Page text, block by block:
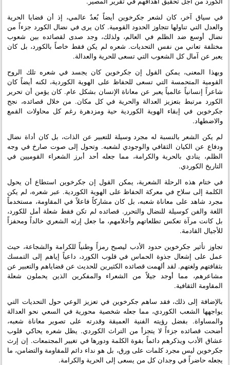
في سياق آخر، كان لشعر جكرخوين أيضاً بُعدٌ عالمي، إذ أن قضايا الحرية
والعدل التي تناولها تتجاوز الحدود القومية. كان يرى في نضال الكورد جزءاً من
نضال أوسع ضد الظلم في العالم، ولذلك، وجد صدى لقصائده بين شعوب
مختلفة تعاني من نفس التحديات. شعره لم يكن فقط خاصاً بالكورد، بل كان
يعبر عن آمال كل الشعوب التي تسعى للحرية والعدالة.
وبهذا المعنى، يمكن القول إن جكرخوين كان يجسد في شعره تلك الروح
القومية المتحمسة التي تسعى للحفاظ على الهوية الكوردية، لكنه أيضاً كان
شاعراً إنسانياً عالمياً يعبر عن معاناة الإنسان بشكل عام. كان يؤمن أن تحرير
الكورد مرتبط بتعزيز العدالة والحرية في كل مكان. من خلال قصائده، نجح
جكرخوين في إبقاء الهوية الكوردية حية ومزدهرة رغم كل محاولات القمع
والاضطهاد.
لم يكن الشعر بالنسبة له مجرد وسيلة للتعبير عن الذات، بل كان أداة نضال
ودفاع عن الكيان الثقافي والوجودي لشعبه. وتحول إلى صوت صارخ في وجه
الظلم، ينادي بالحرية والكرامة، مما جعله أحد أبرز الشعراء القوميين في
التاريخ الكوردي.
في ختام هذه الرحلة الشعرية، يمكن القول إن جكرخوين استطاع أن يحول
الكلمة إلى سلاح في معركة الحفاظ على الهوية الكوردية. عبر شعره، لم يكن
مجرد شاهد على معاناة شعبه، بل كان مشاركاً فاعلاً في المقاومة، مستخدماً
اللغة والفن كوسيلة للنضال والتحرر. قصائده لم تكن فقط شعلة أمل للكورد،
بل كانت مرآة تعكس تطلعاتهم وأحلامهم، ما جعل إرثه الشعري خالداً ومحفزاً
للأجيال القادمة.
تجاوز تأثير جكرخوين حدود الأدب ليصبح رمزاً وطنياً للكرامة والشجاعة، حيث
عمل على إشعال جذوة الحماس في قلوب الكورد، داعياً إياهم إلى التمسك
بثقافتهم ولغتهم. لقد ألهمت قصائده الكثيرين للحديث عن قضاياهم والتعبير عن
مشاعرهم، مما أوجد جيلاً من الشعراء والمفكرين الذين يحملون شعلة
المقاومة الثقافية.
بالإضافة إلى ذلك، فقد ساهم جكرخوين في تعزيز الوعي حول التحديات التي
يواجهها الشعب الكوردي، مما جعله شخصية محورية في السعي نحو العدالة
والمساواة. بفضل رؤيته الفنية العميقة وقدرته على تصوير معاناة شعبه،
أضحت قصائده جزءاً لا يتجزأ من التراث الكوردي. يظل شعره يحاكي قلوب
عشاق الأدب ويذكرهم دائماً بقوة الكلمة ودورها في تغيير المجتمعات. إن إرث
جكرخوين ليس مجرد كلمات على ورق، بل هو نداء دائم للمقاومة والتضامن، ما
يجعله حاضراً في وجدان كل من يسعى إلى الحرية والكرامة.